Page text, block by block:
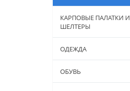
КАРПОВЫЕ ПАЛАТКИ И
ШЕЛТЕРЫ
ОДЕЖДА
ОБУВЬ